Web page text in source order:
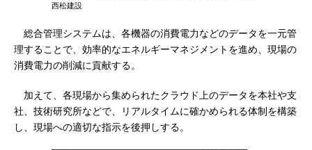
西松建設
総合管理システムは、各機器の消費電力などのデータを一元管
理することで、効率的なエネルギーマネジメントを進め、現場の
消費電力の削減に貢献する。
加えて、各現場から集められたクラウド上のデータを本社や支
社、技術研究所などで、リアルタイムに確かめられる体制を構築
し、現場への適切な指示を後押しする。